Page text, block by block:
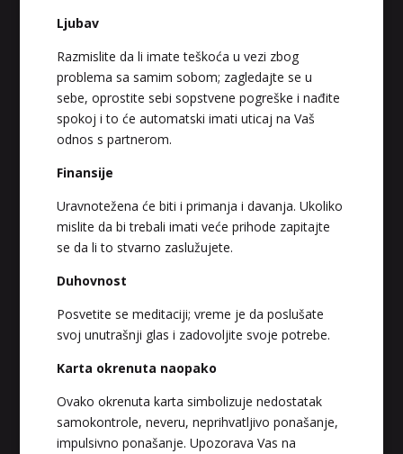
Ljubav
Razmislite da li imate teškoća u vezi zbog
problema sa samim sobom; zagledajte se u
sebe, oprostite sebi sopstvene pogreške i nađite
spokoj i to će automatski imati uticaj na Vaš
odnos s partnerom.
Finansije
Uravnotežena će biti i primanja i davanja. Ukoliko
mislite da bi trebali imati veće prihode zapitajte
se da li to stvarno zaslužujete.
Duhovnost
Posvetite se meditaciji; vreme je da poslušate
svoj unutrašnji glas i zadovoljite svoje potrebe.
Karta okrenuta naopako
Ovako okrenuta karta simbolizuje nedostatak
samokontrole, neveru, neprihvatljivo ponašanje,
impulsivno ponašanje. Upozorava Vas na